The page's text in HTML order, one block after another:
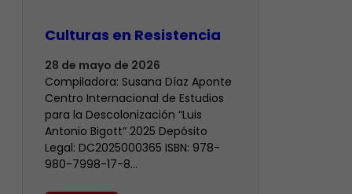
Culturas en Resistencia
28 de mayo de 2026
Compiladora: Susana Díaz Aponte
Centro Internacional de Estudios
para la Descolonización “Luis
Antonio Bigott” 2025 Depósito
Legal: DC2025000365 ISBN: 978-
980-7998-17-8…